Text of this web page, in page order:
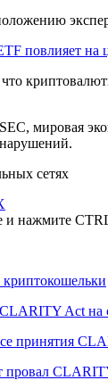
повлияет на
что
мировая
сетях
и нажмите
Act на
принятия
провал